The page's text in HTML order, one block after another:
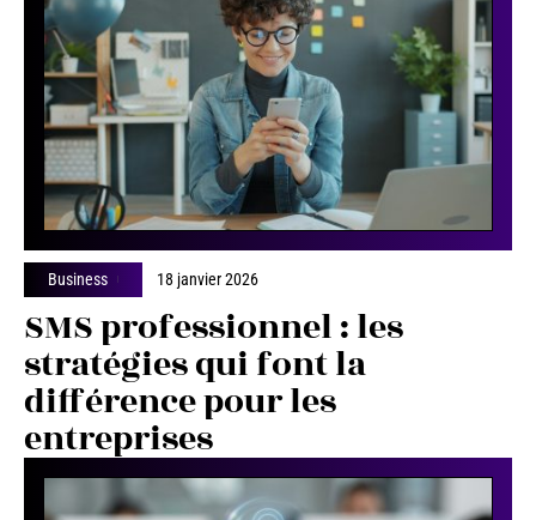
Business 18 janvier 2026
SMS professionnel : les
stratégies qui font la
différence pour les
entreprises